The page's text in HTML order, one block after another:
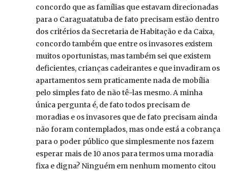
concordo que as famílias que estavam direcionadas
para o Caraguatatuba de fato precisam estão dentro
dos critérios da Secretaria de Habitação e da Caixa,
concordo também que entre os invasores existem
muitos oportunistas, mas também sei que existem
deficientes, crianças cadeirantes e que invadiram os
apartamentos sem praticamente nada de mobília
pelo simples fato de não tê-las mesmo. A minha
única pergunta é, de fato todos precisam de
moradias e os invasores que de fato precisam ainda
não foram contemplados, mas onde está a cobrança
para o poder público que simplesmente nos fazem
esperar mais de 10 anos para termos uma moradia
fixa e digna? Ninguém em nenhum momento citou